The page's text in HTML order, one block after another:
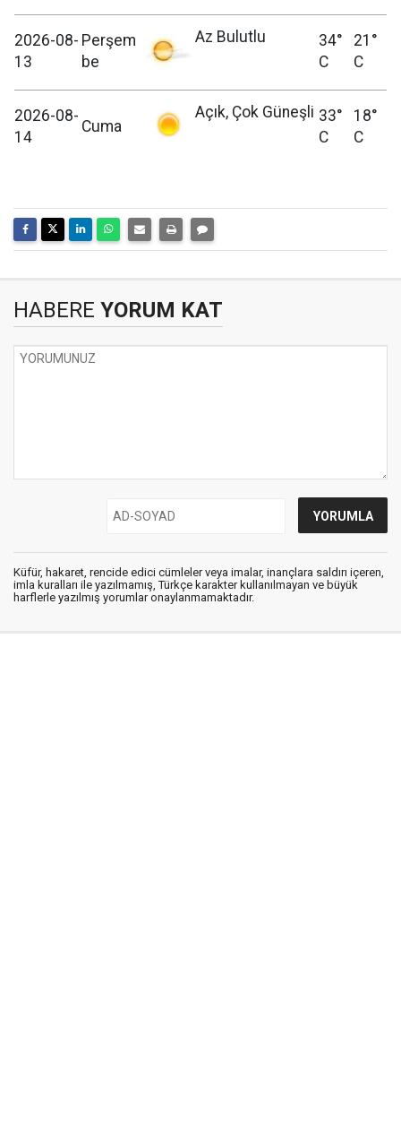
2026-08-
13
Perşem
be
Az Bulutlu
34°
C
21°
C
2026-08-
14
Cuma
Açık, Çok Güneşli 33°
C
18°
C
HABERE YORUM KAT
Küfür, hakaret, rencide edici cümleler veya imalar, inançlara saldırı içeren,
imla kuralları ile yazılmamış, Türkçe karakter kullanılmayan ve büyük
harflerle yazılmış yorumlar onaylanmamaktadır.